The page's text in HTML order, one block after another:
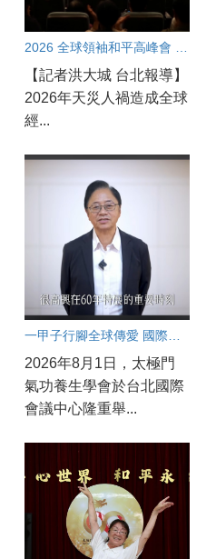
【記者洪大城 台北報導】
2026年天災人禍造成全球
經...
2026年8月1日，太極門
氣功養生學會於台北國際
會議中心隆重舉...